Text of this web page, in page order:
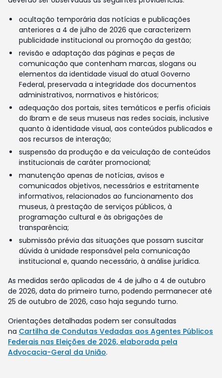
ocultação temporária das notícias e publicações
anteriores a 4 de julho de 2026 que caracterizem
publicidade institucional ou promoção da gestão;
revisão e adaptação das páginas e peças de
comunicação que contenham marcas, slogans ou
elementos da identidade visual do atual Governo
Federal, preservada a integridade dos documentos
administrativos, normativos e históricos;
adequação dos portais, sites temáticos e perfis oficiais
do Ibram e de seus museus nas redes sociais, inclusive
quanto à identidade visual, aos conteúdos publicados e
aos recursos de interação;
suspensão da produção e da veiculação de conteúdos
institucionais de caráter promocional;
manutenção apenas de notícias, avisos e
comunicados objetivos, necessários e estritamente
informativos, relacionados ao funcionamento dos
museus, à prestação de serviços públicos, à
programação cultural e às obrigações de
transparência;
submissão prévia das situações que possam suscitar
dúvida à unidade responsável pela comunicação
institucional e, quando necessário, à análise jurídica.
As medidas serão aplicadas de 4 de julho a 4 de outubro
de 2026, data do primeiro turno, podendo permanecer até
25 de outubro de 2026, caso haja segundo turno.
Orientações detalhadas podem ser consultadas
na Cartilha de Condutas Vedadas aos Agentes Públicos
Federais nas Eleições de 2026, elaborada pela
Advocacia-Geral da União.